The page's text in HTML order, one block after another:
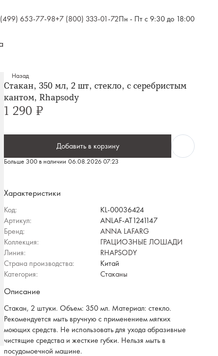
653-77-98+7 (800) 333-01-72Пн - Пт с 9:30 до 18:00
Назад
Стакан, 350 мл, 2 шт, стекло, с серебристым
кантом, Rhapsody
1 290 ₽
Больше 300 в наличии 06.08.2026 07:23
Добавить в корзину
Характеристики
Код:
KL-00036424
Артикул:
ANLAF-AT1241147
Бренд:
ANNA LAFARG
Коллекция:
ГРАЦИОЗНЫЕ ЛОШАДИ
Линия:
RHAPSODY
Страна производства:
Китай
Категория:
Стаканы
Описание
Стакан, 2 штуки. Объем: 350 мл. Материал: стекло.
Рекомендуется мыть вручную с применением мягких
моющих средств. Не использовать для ухода абразивные
чистящие средства и жесткие губки. Нельзя мыть в
посудомоечной машине.